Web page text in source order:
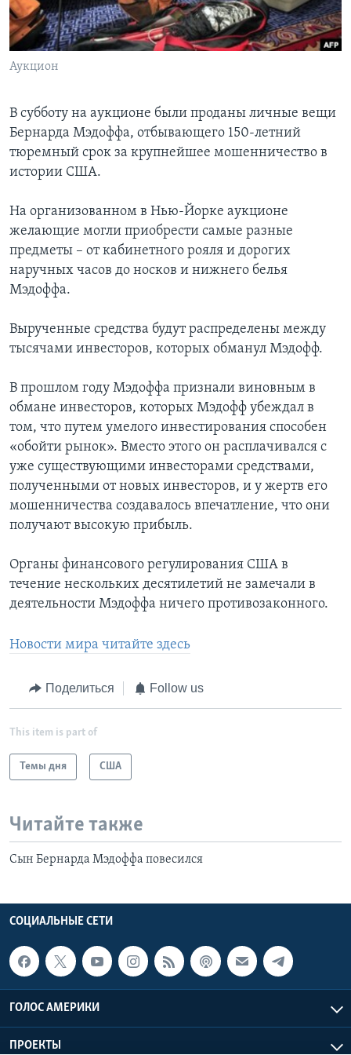
Learning English
СОЦИАЛЬНЫЕ СЕТИ
Языки
Аукцион
В субботу на аукционе были проданы личные вещи
Бернарда Мэдоффа, отбывающего 150-летний
тюремный срок за крупнейшее мошенничество в
истории США.
На организованном в Нью-Йорке аукционе
желающие могли приобрести самые разные
предметы – от кабинетного рояля и дорогих
наручных часов до носков и нижнего белья
Мэдоффа.
Вырученные средства будут распределены между
тысячами инвесторов, которых обманул Мэдофф.
В прошлом году Мэдоффа признали виновным в
обмане инвесторов, которых Мэдофф убеждал в
том, что путем умелого инвестирования способен
«обойти рынок». Вместо этого он расплачивался с
уже существующими инвесторами средствами,
полученными от новых инвесторов, и у жертв его
мошенничества создавалось впечатление, что они
получают высокую прибыль.
Органы финансового регулирования США в
течение нескольких десятилетий не замечали в
деятельности Мэдоффа ничего противозаконного.
Новости мира читайте здесь
Поделиться Follow us
This item is part of
Темы дня США
Читайте также
Сын Бернарда Мэдоффа повесился
СОЦИАЛЬНЫЕ СЕТИ
ГОЛОС АМЕРИКИ
ПРОЕКТЫ